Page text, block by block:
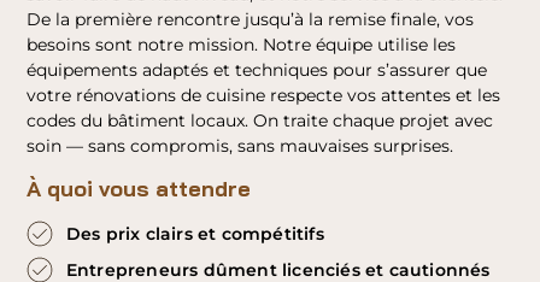
De la première rencontre jusqu’à la remise finale, vos
besoins sont notre mission. Notre équipe utilise les
équipements adaptés et techniques pour s’assurer que
votre rénovations de cuisine respecte vos attentes et les
codes du bâtiment locaux. On traite chaque projet avec
soin — sans compromis, sans mauvaises surprises.
À quoi vous attendre
Des prix clairs et compétitifs
Entrepreneurs dûment licenciés et cautionnés